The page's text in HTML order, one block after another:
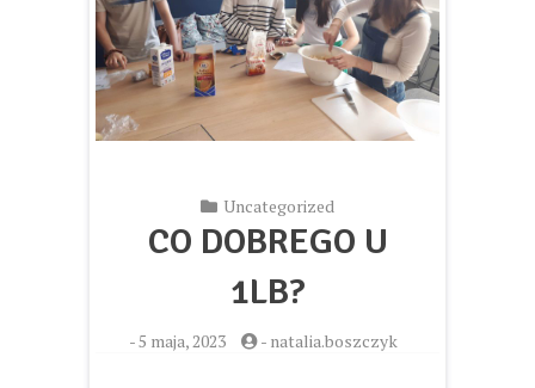
Uncategorized
CO DOBREGO U
1LB?
-5 maja, 2023 - natalia.boszczyk